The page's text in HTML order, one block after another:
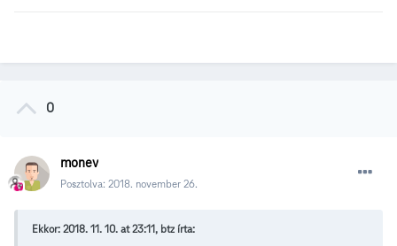
0
monev
Posztolva: 2018. november 26.
Ekkor: 2018. 11. 10. at 23:11, btz írta: